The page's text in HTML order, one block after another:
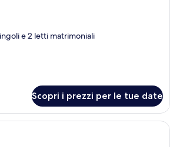
e 2 letti matrimoniali
Scopri i prezzi per le tue date
Area a bordo piscina con vista